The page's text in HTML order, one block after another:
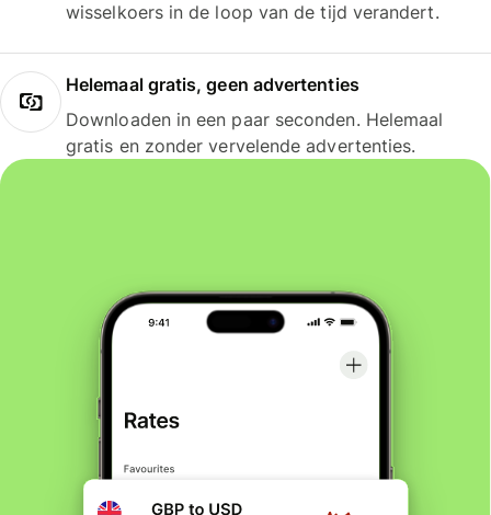
wisselkoers in de loop van de tijd verandert.
Helemaal gratis, geen advertenties
Downloaden in een paar seconden. Helemaal
gratis en zonder vervelende advertenties.